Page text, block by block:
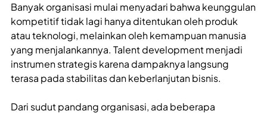
Banyak organisasi mulai menyadari bahwa keunggulan
kompetitif tidak lagi hanya ditentukan oleh produk
atau teknologi, melainkan oleh kemampuan manusia
yang menjalankannya. Talent development menjadi
instrumen strategis karena dampaknya langsung
terasa pada stabilitas dan keberlanjutan bisnis.
Dari sudut pandang organisasi, ada beberapa